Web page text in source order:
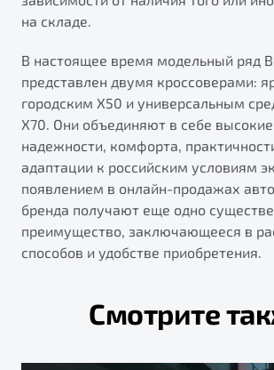
на складе.
В настоящее время модельный ряд
представлен двумя кроссоверами:
городским X50 и универсальным
X70. Они объединяют в себе
надежности, комфорта,
адаптации к российским условиям
появлением в онлайн-продажах
бренда получают еще одно
преимущество, заключающееся в
способов и удобстве приобретения.
Смотрите